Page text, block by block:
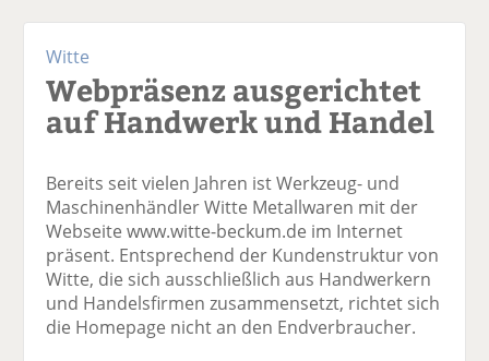
e
Witte
Webpräsenz ausgerichtet
auf Handwerk und Handel
Bereits seit vielen Jahren ist Werkzeug- und
Maschinenhändler Witte Metallwaren mit der
Webseite www.witte-beckum.de im Internet
präsent. Entsprechend der Kundenstruktur von
Witte, die sich ausschließlich aus Handwerkern
und Handelsfirmen zusammensetzt, richtet sich
die Homepage nicht an den Endverbraucher.